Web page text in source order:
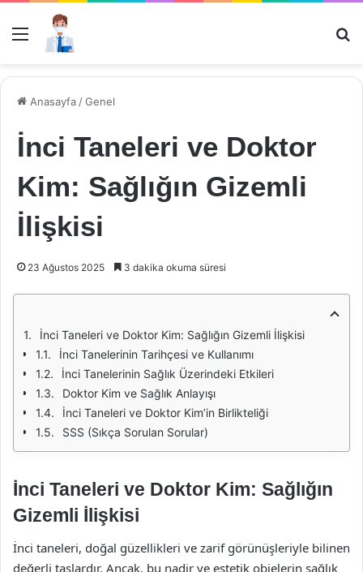
Menü
Anasayfa /Genel
İnci Taneleri ve Doktor
Kim: Sağlığın Gizemli
İlişkisi
23 Ağustos 2025 3 dakika okuma süresi
İnci Taneleri ve Doktor Kim: Sağlığın Gizemli İlişkisi
İnci Tanelerinin Tarihçesi ve Kullanımı
İnci Tanelerinin Sağlık Üzerindeki Etkileri
Doktor Kim ve Sağlık Anlayışı
İnci Taneleri ve Doktor Kim’in Birlikteliği
SSS (Sıkça Sorulan Sorular)
İnci Taneleri ve Doktor Kim: Sağlığın
Gizemli İlişkisi
İnci taneleri, doğal güzellikleri ve zarif görünüşleriyle bilinen
değerli taşlardır. Ancak, bu nadir ve estetik objelerin sağlık